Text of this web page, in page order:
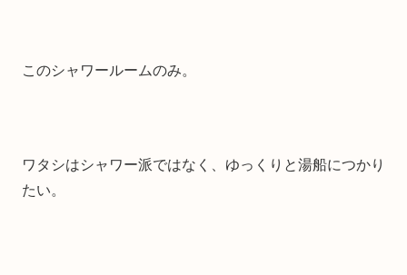
このシャワールームのみ。
ワタシはシャワー派ではなく、ゆっくりと湯船につかり
たい。